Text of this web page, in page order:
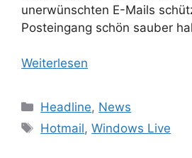
unerwünschten E-Mails
Posteingang schön sauber
Weiterlesen
Kategorien
Headline, News
Schlagwörter
Hotmail,Windows Live